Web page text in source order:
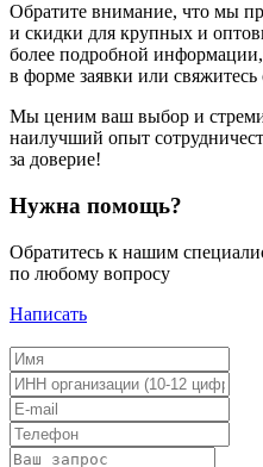
Обратите внимание, что мы
и скидки для крупных и
более подробной
в форме заявки или
Мы ценим ваш выбор и
наилучший опыт
за доверие!
Нужна помощь?
Обратитесь к нашим
по любому вопросу
Написать